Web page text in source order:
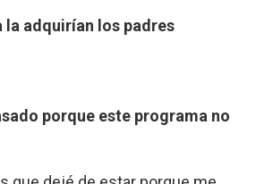
la adquirían los padres
porque este programa no